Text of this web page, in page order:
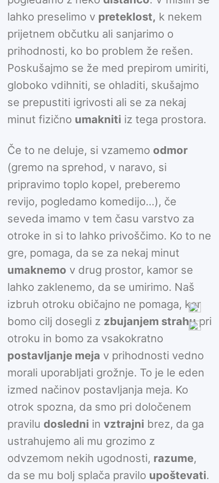
lahko preselimo v preteklost, k nekem
prijetnem občutku ali sanjarimo o
prihodnosti, ko bo problem že rešen.
Poskušajmo se že med prepirom umiriti,
globoko vdihniti, se ohladiti, skušajmo
se prepustiti igrivosti ali se za nekaj
minut fizično umakniti iz tega prostora.
Če to ne deluje, si vzamemo odmor
(gremo na sprehod, v naravo, si
pripravimo toplo kopel, preberemo
revijo, pogledamo komedijo…), če
seveda imamo v tem času varstvo za
otroke in si to lahko privoščimo. Ko to ne
gre, pomaga, da se za nekaj minut
umaknemo v drug prostor, kamor se
lahko zaklenemo, da se umirimo. Naš
izbruh otroku običajno ne pomaga, ker
bomo cilj dosegli z zbujanjem strahupri
otroku in bomo za vsakokratno
postavljanje meja v prihodnosti vedno
morali uporabljati grožnje. To je le eden
izmed načinov postavljanja meja. Ko
otrok spozna, da smo pri določenem
pravilu dosledni in vztrajni brez, da ga
ustrahujemo ali mu grozimo z
odvzemom nekih ugodnosti, razume,
da se mu bolj splača pravilo upoštevati.